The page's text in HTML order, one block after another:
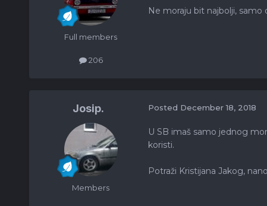
Full members
206
Ne moraju bit najbolji, samo
Josip.
Members
Posted December 18, 2018
U SB imaš samo jednog
koristi.
Potraži Kristijana Jakog,